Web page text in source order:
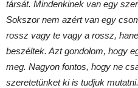
társát. Mindenkinek van egy
Sokszor nem azért van egy
rossz vagy te vagy a rossz,
beszéltek. Azt gondolom, hogy
meg. Nagyon fontos, hogy ne
szeretetünket ki is tudjuk